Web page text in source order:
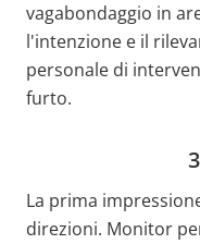
vagabondaggio in
l'intenzione e il
personale di
furto.
La prima
direzioni. Monitor